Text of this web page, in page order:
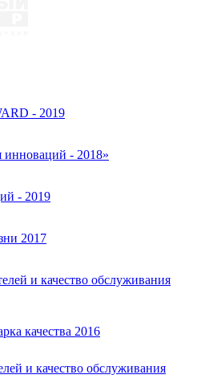
- 2019
- 2018»
- 2019
2017
и качество обслуживания
качества 2016
и качество обслуживания